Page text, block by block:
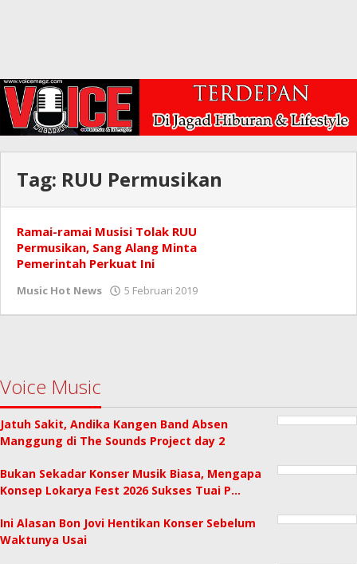
Tag: RUU Permusikan
Ramai-ramai Musisi Tolak RUU
Permusikan, Sang Alang Minta
Pemerintah Perkuat Ini
Music Hot News 5 Februari 2019
Voice Music
Jatuh Sakit, Andika Kangen Band Absen
Manggung di The Sounds Project day 2
Bukan Sekadar Konser Musik Biasa, Mengapa
Konsep Lokarya Fest 2026 Sukses Tuai P…
Ini Alasan Bon Jovi Hentikan Konser Sebelum
Waktunya Usai